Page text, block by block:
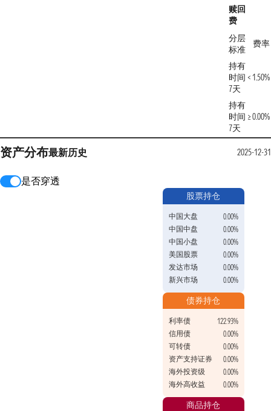
赎回
费
分层
标准
费率
持有
时间 <
7天
1.50%
持有
时间 ≥
7天
0.00%
资产分布最新历史 2025-12-31
是否穿透
股票持仓
中国大盘
0.00%
中国中盘
0.00%
中国小盘
0.00%
美国股票
0.00%
发达市场
0.00%
新兴市场
0.00%
债券持仓
利率债
122.93%
信用债
0.00%
可转债
0.00%
资产支持证券
0.00%
海外投资级
0.00%
海外高收益
0.00%
商品持仓